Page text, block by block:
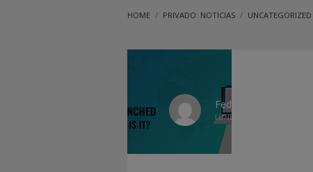
HOME PRIVADO: NOTICIAS UNCATEGORIZED
Federació Balear
LUNES, 09 JUNIO 2025